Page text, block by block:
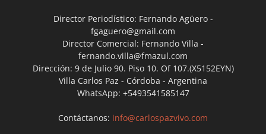
Director Periodístico: Fernando Agüero -
fgaguero@gmail.com
Director Comercial: Fernando Villa -
fernando.villa@fmazul.com
Dirección: 9 de Julio 90. Piso 10. Of 107.(X5152EYN)
Villa Carlos Paz - Córdoba - Argentina
WhatsApp: +5493541585147
Contáctanos: info@carlospazvivo.com